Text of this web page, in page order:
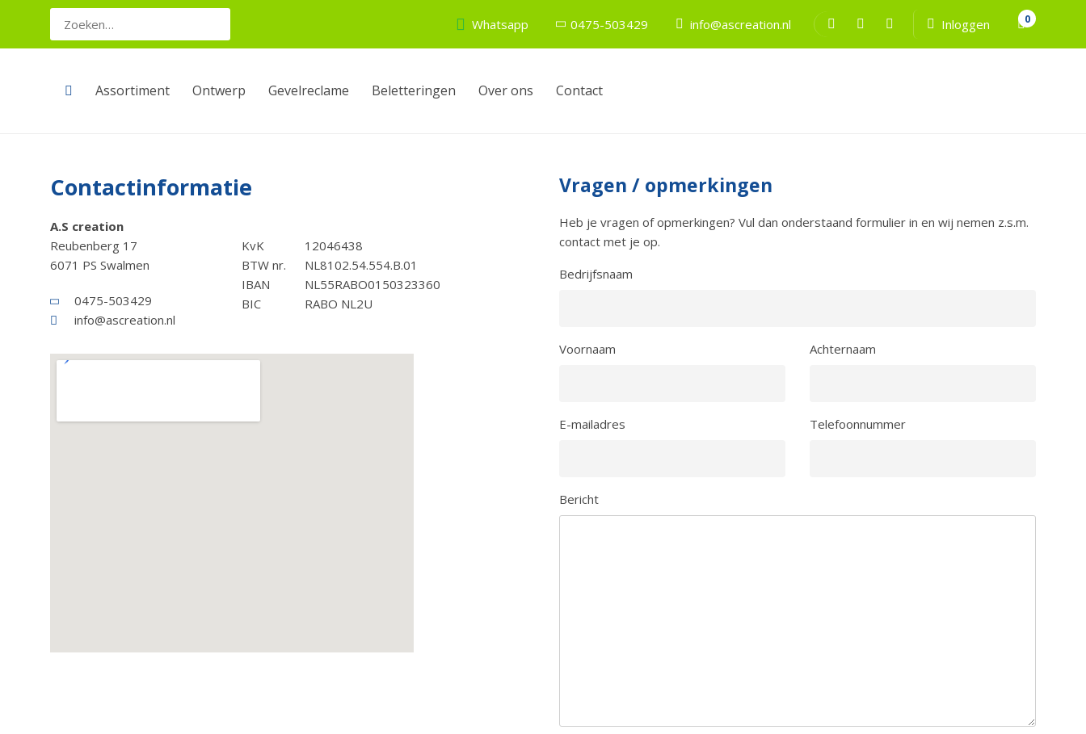
Whatsapp 0475-503429 info@ascreation.nl Inloggen 0
Assortiment Ontwerp Gevelreclame Beletteringen Over ons Contact
Contactinformatie
A.S creation
Reubenberg 17
6071 PS Swalmen
0475-503429
info@ascreation.nl
KvK
12046438
BTW nr.
NL8102.54.554.B.01
IBAN
NL55RABO0150323360
BIC
RABO NL2U
Vragen / opmerkingen
Heb je vragen of opmerkingen? Vul dan onderstaand formulier in en wij nemen z.s.m.
contact met je op.
Bedrijfsnaam
Voornaam Achternaam
E-mailadres Telefoonnummer
Bericht